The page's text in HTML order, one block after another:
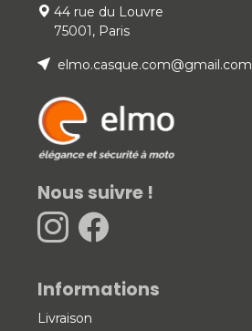
44 rue du Louvre
75001, Paris
elmo.casque.com@gmail.com
Nous suivre !
Informations
Livraison